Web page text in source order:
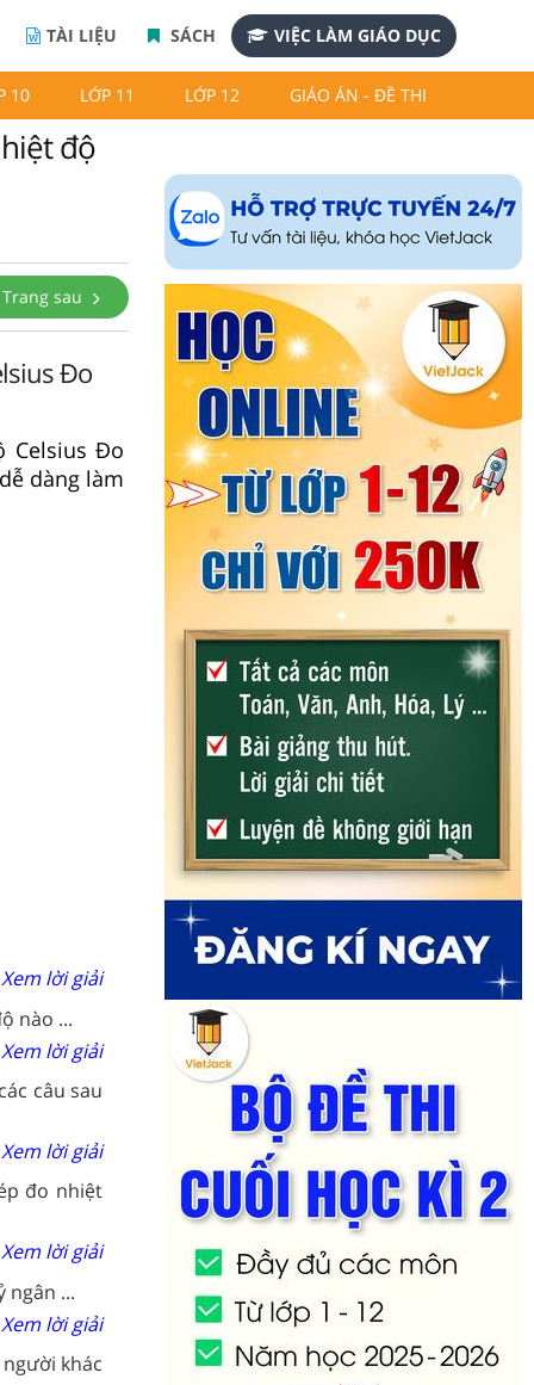
TÀI LIỆU SÁCH VIỆC LÀM GIÁO DỤC
10 LỚP 11 LỚP 12 GIÁO ÁN - ĐỀ THI
độ
Trang sau
Đo
Celsius Đo
dàng làm
Xem lời giải
nào ...
Xem lời giải
câu sau
Xem lời giải
đo nhiệt
Xem lời giải
ngân ...
Xem lời giải
khác